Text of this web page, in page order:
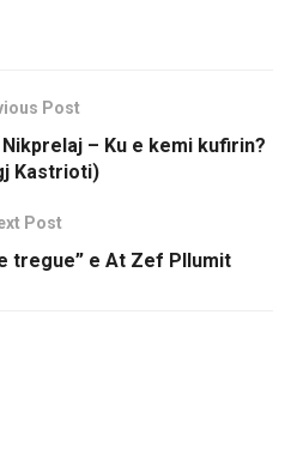
Post
– Ku e kemi kufirin?
Kastrioti)
Post
tregue” e At Zef Pllumit